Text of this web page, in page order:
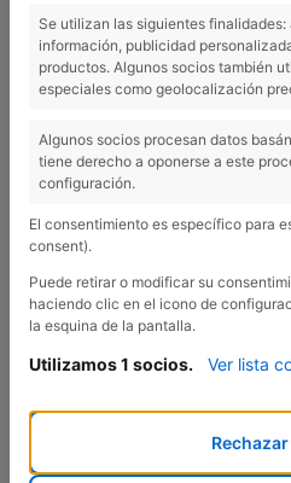
uso, así como los datos
estas modificaciones se
se conecte al sitio web.
aceptación de las siguientes
La publicación digital de
como objetivo facilitar a
general, la información
productos y servicios que se
INTER EMPORDÀ, S.L.,
actualización inmediata de la
INTER EMPORDÀ, S.L., no
derivada de los contenidos
Se utilizan las siguientes
información, publicidad
productos. Algunos socios también
especiales como geolocalización
Algunos socios procesan datos
tiene derecho a oponerse a este
configuración.
El consentimiento es específico para
consent).
Puede retirar o modificar su
haciendo clic en el icono de
la esquina de la pantalla.
Utilizamos 1 socios. Ver lista